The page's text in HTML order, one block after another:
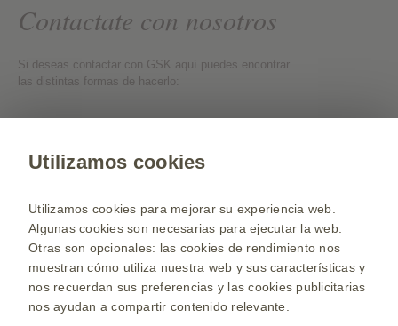
Contactate con nosotros
Si deseas contactar con GSK aquí puedes encontrar
las distintas formas de hacerlo:
Selecciona un país
Mapa de la web
Términos y Condiciones de uso
Política de privacidad
Utilizamos cookies
Utilizamos cookies para mejorar su experiencia web.
Algunas cookies son necesarias para ejecutar la web.
Otras son opcionales: las cookies de rendimiento nos
muestran cómo utiliza nuestra web y sus características y
nos recuerdan sus preferencias y las cookies publicitarias
nos ayudan a compartir contenido relevante.